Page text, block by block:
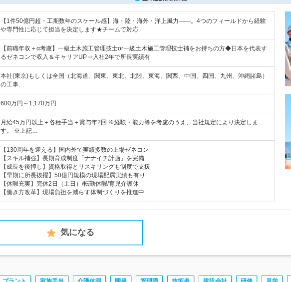
【1件50億円超・工期数年のスケール感】海・陸・海外・洋上風力――。4つのフィールドから経験
や専門性に応じて担当を決定します★チームで対応
【前職年収＋α考慮】一級土木施工管理技士or一級土木施工管理技士補をお持ちの方◆日本を代表す
るゼネコンで収入＆キャリアUP⇒入社2年で所長実績有
本社(東京)もしくは全国（北海道、関東、東北、北陸、東海、関西、中国、四国、九州、沖縄諸島）
の工事…
600万円～1,170万円
月給45万円以上＋各種手当＋賞与年2回 ※経験・能力等を考慮のうえ、当社規定により決定しま
す。 ※上記…
【130周年を迎える】国内外で実績多数の上場ゼネコン
【スキル補強】長期育成制度「ナナイチ計画」を完備
【成長を後押し】資格取得とリスキリングも制度で支援
【早期に所長抜擢】50億円規模の現場配属実績も有り
【休暇充実】完休2日（土日）/転勤休暇/育児介護休
【働き方改革】現場負担を減らす体制づくりを推進中
気になる